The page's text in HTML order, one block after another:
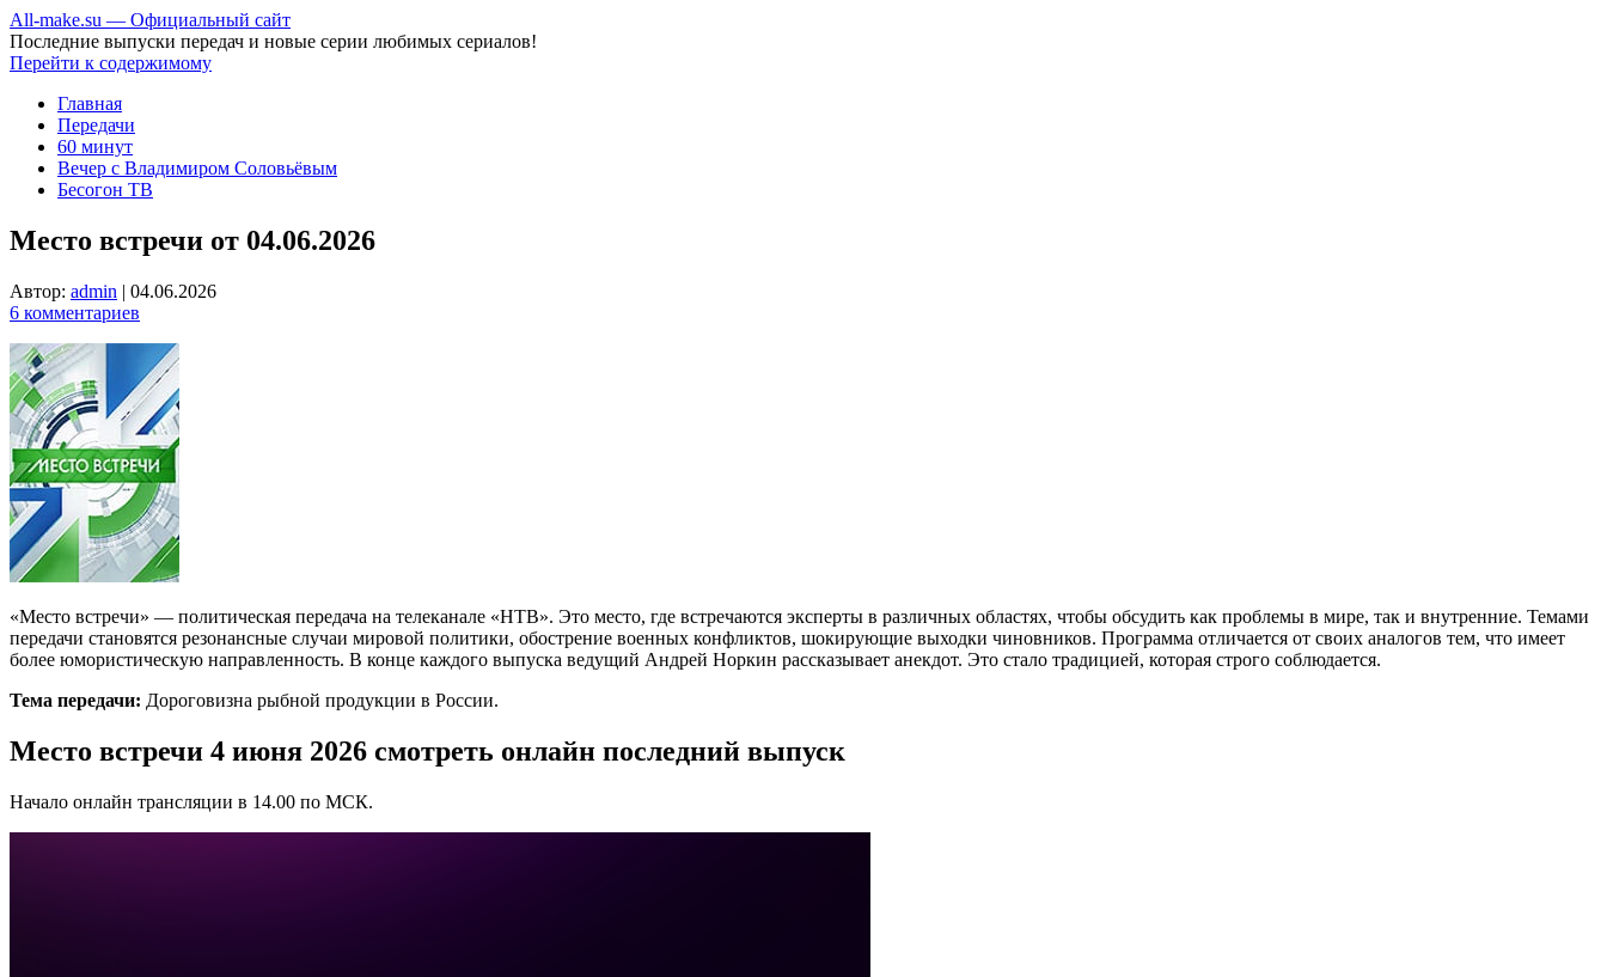
All-make.su — Официальный сайт
Последние выпуски передач и новые серии любимых сериалов!
Перейти к содержимому
Главная
Передачи
60 минут
Вечер с Владимиром Соловьёвым
Бесогон ТВ
Место встречи от 04.06.2026
Автор: admin | 04.06.2026
6 комментариев
«Место встречи» — политическая передача на телеканале «НТВ». Это место, где встречаются эксперты в различных областях, чтобы обсудить как проблемы в мире, так и внутренние. Темами
передачи становятся резонансные случаи мировой политики, обострение военных конфликтов, шокирующие выходки чиновников. Программа отличается от своих аналогов тем, что имеет
более юмористическую направленность. В конце каждого выпуска ведущий Андрей Норкин рассказывает анекдот. Это стало традицией, которая строго соблюдается.
Тема передачи: Дороговизна рыбной продукции в России.
Место встречи 4 июня 2026 смотреть онлайн последний выпуск
Начало онлайн трансляции в 14.00 по МСК.